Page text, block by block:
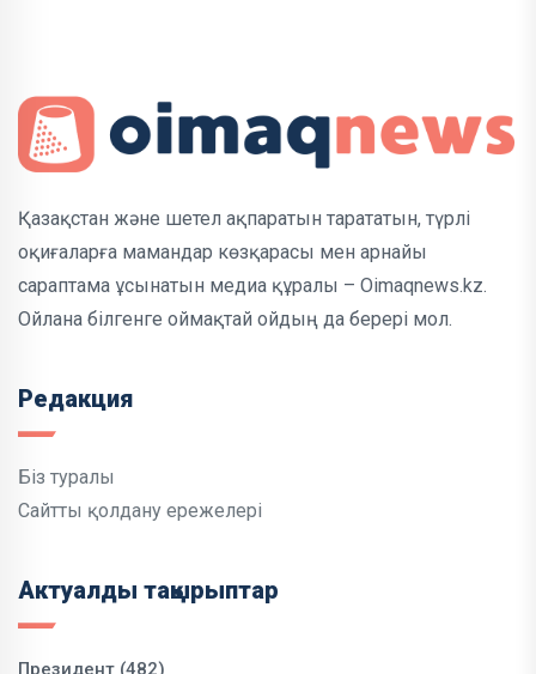
Қазақстан және шетел ақпаратын тарататын, түрлі
оқиғаларға мамандар көзқарасы мен арнайы
сараптама ұсынатын медиа құралы – Oimaqnews.kz.
Ойлана білгенге оймақтай ойдың да берері мол.
Редакция
Біз туралы
Сайтты қолдану ережелері
Актуалды тақырыптар
Президент (482)